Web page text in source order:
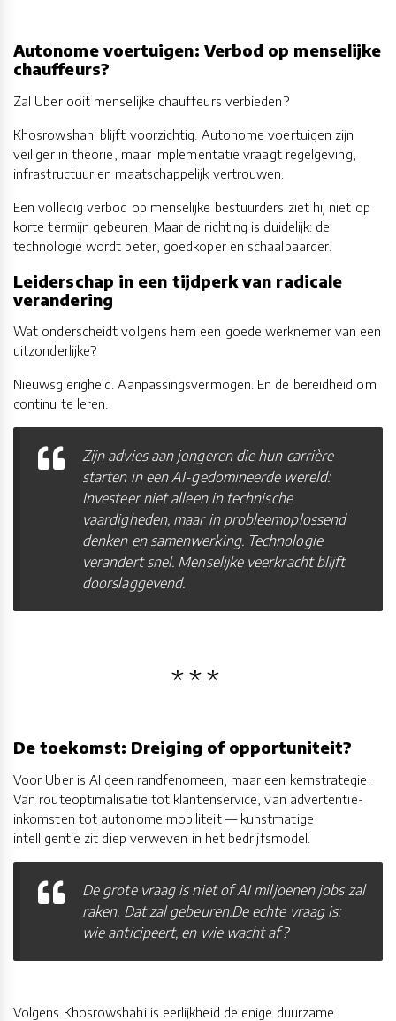
Autonome voertuigen: Verbod op menselijke
chauffeurs?
Zal Uber ooit menselijke chauffeurs verbieden?
Khosrowshahi blijft voorzichtig. Autonome voertuigen zijn
veiliger in theorie, maar implementatie vraagt regelgeving,
infrastructuur en maatschappelijk vertrouwen.
Een volledig verbod op menselijke bestuurders ziet hij niet op
korte termijn gebeuren. Maar de richting is duidelijk: de
technologie wordt beter, goedkoper en schaalbaarder.
Leiderschap in een tijdperk van radicale
verandering
Wat onderscheidt volgens hem een goede werknemer van een
uitzonderlijke?
Nieuwsgierigheid. Aanpassingsvermogen. En de bereidheid om
continu te leren.
Zijn advies aan jongeren die hun carrière
starten in een AI-gedomineerde wereld:
Investeer niet alleen in technische
vaardigheden, maar in probleemoplossend
denken en samenwerking. Technologie
verandert snel. Menselijke veerkracht blijft
doorslaggevend.
De toekomst: Dreiging of opportuniteit?
Voor Uber is AI geen randfenomeen, maar een kernstrategie.
Van routeoptimalisatie tot klantenservice, van advertentie-
inkomsten tot autonome mobiliteit — kunstmatige
intelligentie zit diep verweven in het bedrijfsmodel.
De grote vraag is niet of AI miljoenen jobs zal
raken. Dat zal gebeuren.De echte vraag is:
wie anticipeert, en wie wacht af?
Volgens Khosrowshahi is eerlijkheid de enige duurzame